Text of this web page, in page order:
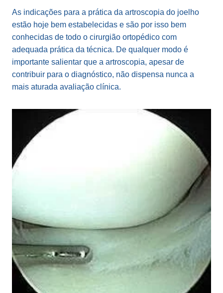
As indicações para a prática da artroscopia do joelho
estão hoje bem estabelecidas e são por isso bem
conhecidas de todo o cirurgião ortopédico com
adequada prática da técnica. De qualquer modo é
importante salientar que a artroscopia, apesar de
contribuir para o diagnóstico, não dispensa nunca a
mais aturada avaliação clínica.